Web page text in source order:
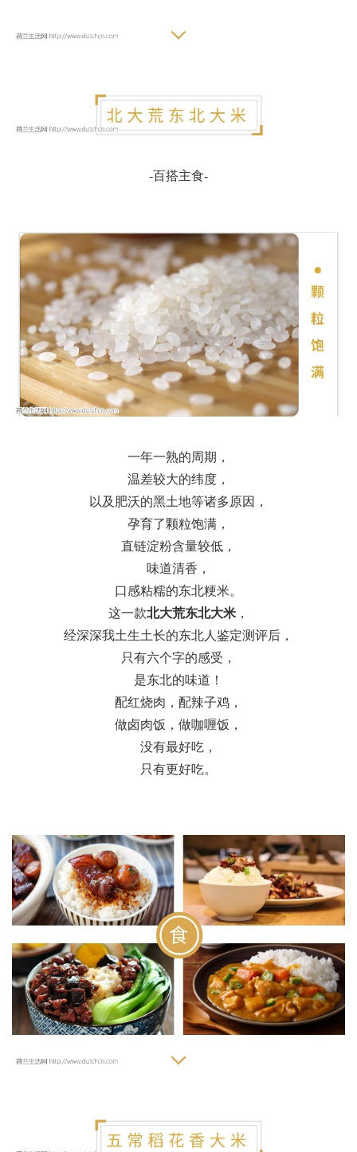
-百搭主食-
一年一熟的周期，
温差较大的纬度，
以及肥沃的黑土地等诸多原因，
孕育了颗粒饱满，
直链淀粉含量较低，
味道清香，
口感粘糯的东北粳米。
这一款北大荒东北大米 ，
经深深我土生土长的东北人鉴定测评后，
只有六个字的感受，
是东北的味道！
配红烧肉，配辣子鸡，
做卤肉饭，做咖喱饭，
没有最好吃，
只有更好吃。